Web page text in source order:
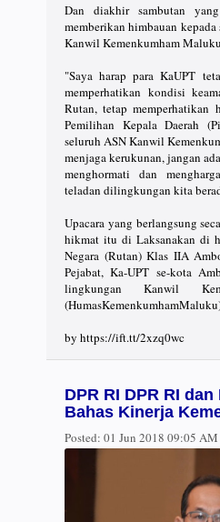
Dan diakhir sambutan
memberikan himbauan
Kanwil Kemenkumham
"Saya harap para KaUPT
memperhatikan kondisi
Rutan, tetap memperhatikan
Pemilihan Kepala Daerah
seluruh ASN Kanwil
menjaga kerukunan, jangan
menghormati dan
teladan dilingkungan kita
Upacara yang berlangsung
hikmat itu di Laksanakan di
Negara (Rutan) Klas IIA
Pejabat, Ka-UPT se-kota
lingkungan Kanwil
by https://ift.tt/2xzq0wc
DPR RI DPR RI
Bahas Kinerja
Posted: 01 Jun 2018 09:05